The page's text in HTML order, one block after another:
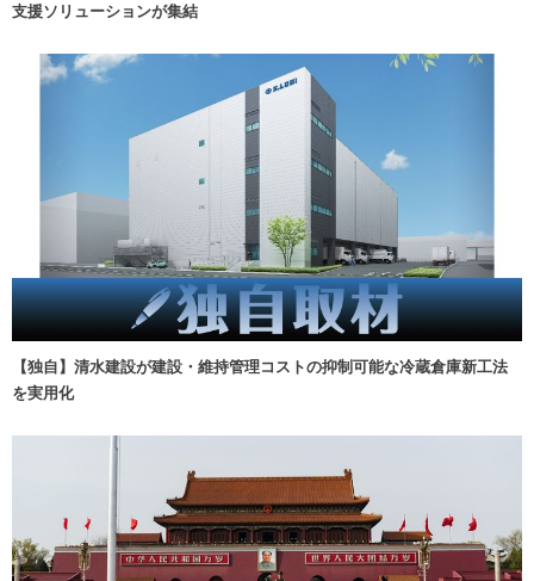
支援ソリューションが集結
【独自】清水建設が建設・維持管理コストの抑制可能な冷蔵倉庫新工法
を実用化